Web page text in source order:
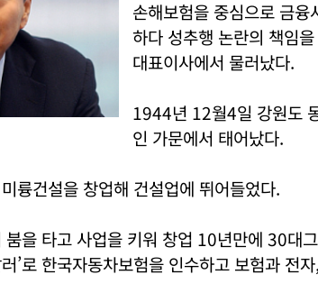
손해보험을 중심으로 금융
하다 성추행 논란의 책임
대표이사에서 물러났다.
1944년 12월4일 강원도
인 가문에서 태어났다.
륭건설을 창업해 건설업에 뛰어들었다.
을 타고 사업을 키워 창업 10년만에 30대
’로 한국자동차보험을 인수하고 보험과 전